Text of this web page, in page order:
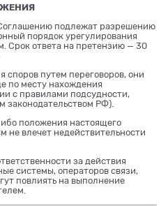
подлежат разрешению
порядок урегулирования
Срок ответа на претензию — 30
споров путем переговоров, они
по месту нахождения
с правилами подсудности,
законодательством РФ).
положения настоящего
не влечет недействительности
за действия
системы, операторов связи,
повлиять на выполнение